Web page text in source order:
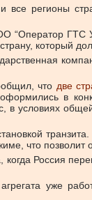
все регионы
ГТС
который
что две
в
условиях
транзита.
что позволит
Россия
уже